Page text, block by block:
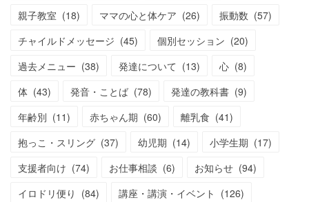
親子教室 (18) ママの心と体ケア (26) 振動数 (57)
チャイルドメッセージ (45) 個別セッション (20)
過去メニュー (38) 発達について (13) 心 (8)
体 (43) 発音・ことば (78) 発達の教科書 (9)
年齢別 (11) 赤ちゃん期 (60) 離乳食 (41)
抱っこ・スリング (37) 幼児期 (14) 小学生期 (17)
支援者向け (74) お仕事相談 (6) お知らせ (94)
イロドリ便り (84) 講座・講演・イベント (126)